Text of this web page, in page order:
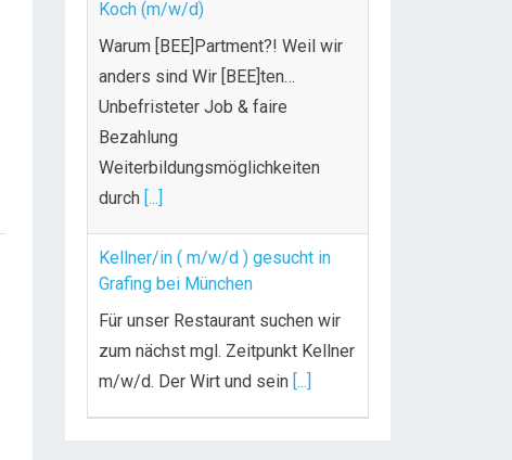
Koch (m/w/d)
Warum [BEE]Partment?! Weil wir
anders sind Wir [BEE]ten…
Unbefristeter Job & faire
Bezahlung
Weiterbildungsmöglichkeiten
durch [...]
Kellner/in ( m/w/d ) gesucht in
Grafing bei München
Für unser Restaurant suchen wir
zum nächst mgl. Zeitpunkt Kellner
m/w/d. Der Wirt und sein [...]